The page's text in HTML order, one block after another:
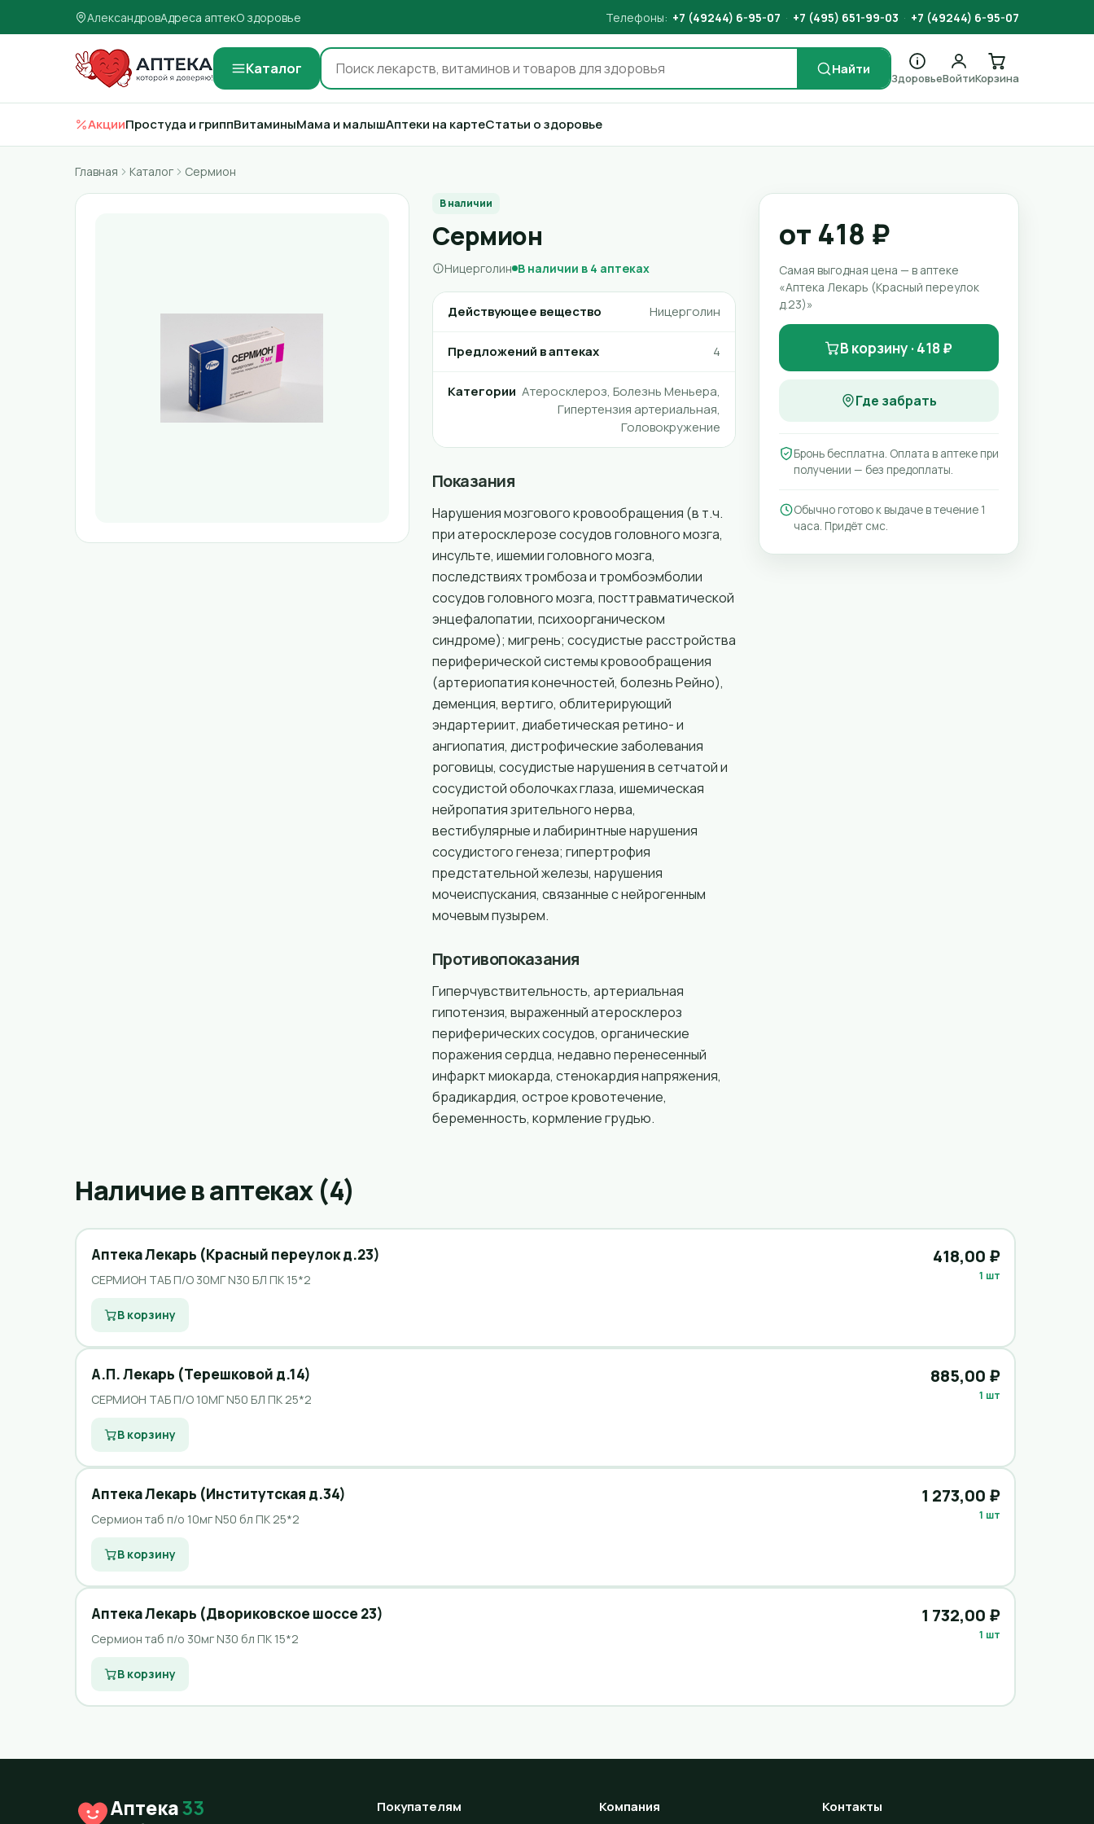
АлександровАдреса аптекО здоровье Телефоны: +7 (49244) 6-95-07 · +7 (495) 651-99-03 · +7 (49244) 6-95-07
Каталог Найти
ЗдоровьеВойтиКорзина
АкцииПростуда и гриппВитаминыМама и малышАптеки на картеСтатьи о здоровье
Главная Каталог Сермион
В наличии
Сермион
Ницерголин В наличии в 4 аптеках
Действующее вещество Ницерголин
Предложений в аптеках 4
Категории Атеросклероз, Болезнь Меньера,
Гипертензия артериальная,
Головокружение
Показания
Нарушения мозгового кровообращения (в т.ч.
при атеросклерозе сосудов головного мозга,
инсульте, ишемии головного мозга,
последствиях тромбоза и тромбоэмболии
сосудов головного мозга, посттравматической
энцефалопатии, психоорганическом
синдроме); мигрень; сосудистые расстройства
периферической системы кровообращения
(артериопатия конечностей, болезнь Рейно),
деменция, вертиго, облитерирующий
эндартериит, диабетическая ретино- и
ангиопатия, дистрофические заболевания
роговицы, сосудистые нарушения в сетчатой и
сосудистой оболочках глаза, ишемическая
нейропатия зрительного нерва,
вестибулярные и лабиринтные нарушения
сосудистого генеза; гипертрофия
предстательной железы, нарушения
мочеиспускания, связанные с нейрогенным
мочевым пузырем.
Противопоказания
Гиперчувствительность, артериальная
гипотензия, выраженный атеросклероз
периферических сосудов, органические
поражения сердца, недавно перенесенный
инфаркт миокарда, стенокардия напряжения,
брадикардия, острое кровотечение,
беременность, кормление грудью.
от 418 ₽
Самая выгодная цена — в аптеке
«Аптека Лекарь (Красный переулок
д.23)»
В корзину · 418 ₽
Где забрать
Бронь бесплатна. Оплата в аптеке при
получении — без предоплаты.
Обычно готово к выдаче в течение 1
часа. Придёт смс.
Наличие в аптеках (4)
Аптека Лекарь (Красный переулок д.23)
СЕРМИОН ТАБ П/О 30МГ N30 БЛ ПК 15*2
418,00 ₽
1 шт
В корзину
А.П. Лекарь (Терешковой д.14)
СЕРМИОН ТАБ П/О 10МГ N50 БЛ ПК 25*2
885,00 ₽
1 шт
В корзину
Аптека Лекарь (Институтская д.34)
Сермион таб п/о 10мг N50 бл ПК 25*2
1 273,00 ₽
1 шт
В корзину
Аптека Лекарь (Двориковское шоссе 23)
Сермион таб п/о 30мг N30 бл ПК 15*2
1 732,00 ₽
1 шт
В корзину
Аптека33 Покупателям Компания Контакты